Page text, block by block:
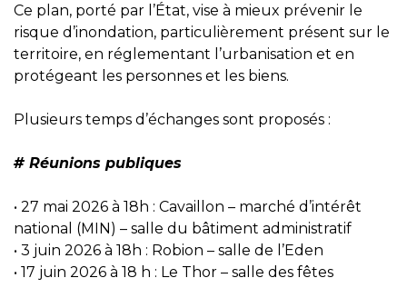
Ce plan, porté par l’État, vise à mieux prévenir le
risque d’inondation, particulièrement présent sur le
territoire, en réglementant l’urbanisation et en
protégeant les personnes et les biens.
Plusieurs temps d’échanges sont proposés :
# Réunions publiques
• 27 mai 2026 à 18h : Cavaillon – marché d’intérêt
national (MIN) – salle du bâtiment administratif
• 3 juin 2026 à 18h : Robion – salle de l’Eden
• 17 juin 2026 à 18 h : Le Thor – salle des fêtes